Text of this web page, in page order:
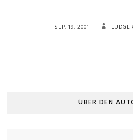
SEP. 19, 2001
ÜBER DEN